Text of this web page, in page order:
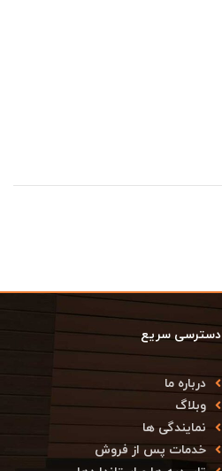
دسترسی سریع
درباره ما
وبلاگ
نمایندگی ها
خدمات پس از فروش